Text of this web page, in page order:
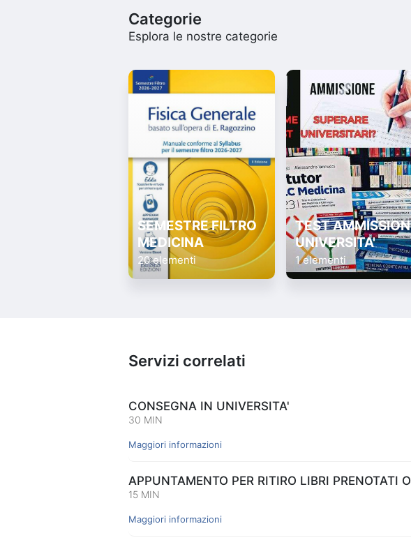
Categorie
Esplora le nostre categorie
SEMESTRE FILTRO
MEDICINA
20 elementi
TEST
UNIVERSITA'
1 elementi
Servizi correlati
CONSEGNA IN UNIVERSITA'
30 MIN
Maggiori informazioni
APPUNTAMENTO PER RITIRO LIBRI PRENOTATI
15 MIN
Maggiori informazioni